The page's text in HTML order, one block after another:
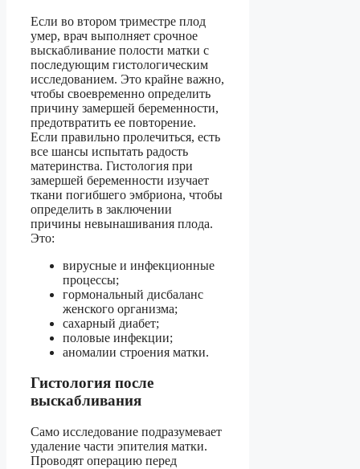
Если во втором триместре плод
умер, врач выполняет срочное
выскабливание полости матки с
последующим гистологическим
исследованием. Это крайне важно,
чтобы своевременно определить
причину замершей беременности,
предотвратить ее повторение.
Если правильно пролечиться, есть
все шансы испытать радость
материнства. Гистология при
замершей беременности изучает
ткани погибшего эмбриона, чтобы
определить в заключении
причины невынашивания плода.
Это:
вирусные и инфекционные
процессы;
гормональный дисбаланс
женского организма;
сахарный диабет;
половые инфекции;
аномалии строения матки.
Гистология после
выскабливания
Само исследование подразумевает
удаление части эпителия матки.
Проводят операцию перед